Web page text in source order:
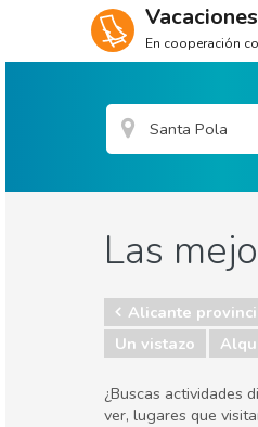
En cooperación
Las
Alicante
Un vistazo
¿Buscas actividades
ver, lugares que